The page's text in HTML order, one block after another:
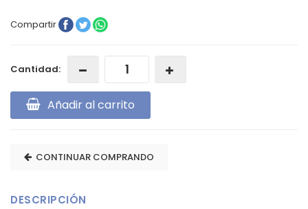
Compartir
Cantidad:
Añadir al carrito
CONTINUAR COMPRANDO
DESCRIPCIÓN